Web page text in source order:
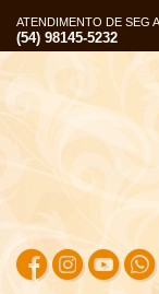
ATENDIMENTO DE SEG
(54) 98145-5232